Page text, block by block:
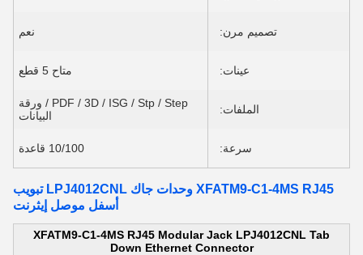
تصميم مرن: نعم
عينات: متاح 5 قطع
الملفات:
PDF / 3D / ISG / Stp / Step / ورقة
البيانات
سرعة: 10/100 قاعدة
XFATM9-C1-4MS RJ45 وحدات جاك LPJ4012CNL تبويب
أسفل موصل إيثرنت
XFATM9-C1-4MS RJ45 Modular Jack LPJ4012CNL Tab
Down Ethernet Connector